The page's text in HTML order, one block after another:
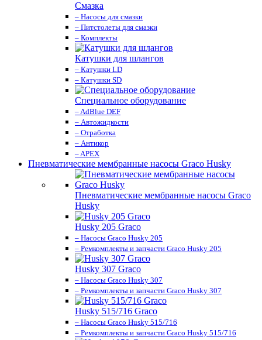
Смазка
– Насосы для смазки
– Питстолеты для смазки
– Комплекты
Катушки для шлангов
– Катушки LD
– Катушки SD
Специальное оборудование
– AdBlue DEF
– Автожидкости
– Отработка
– Антикор
– APEX
Пневматические мембранные насосы Graco Husky
Пневматические мембранные насосы Graco
Husky
Husky 205 Graco
– Насосы Graco Husky 205
– Ремкомплекты и запчасти Graco Husky 205
Husky 307 Graco
– Насосы Graco Husky 307
– Ремкомплекты и запчасти Graco Husky 307
Husky 515/716 Graco
– Насосы Graco Husky 515/716
– Ремкомплекты и запчасти Graco Husky 515/716